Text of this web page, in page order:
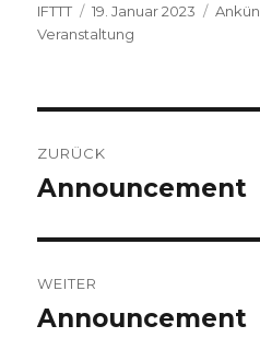
Autor
IFTTT
Veröffentlicht
am
19. Januar 2023
Veranstaltung
ZURÜCK
Vorheriger
Announcement
WEITER
Nächster
Announcement